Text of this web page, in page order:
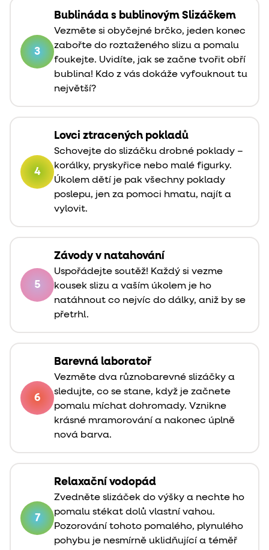
3
Bublináda s bublinovým Slizáčkem
Vezměte si obyčejné brčko, jeden konec
zabořte do roztaženého slizu a pomalu
foukejte. Uvidíte, jak se začne tvořit obří
bublina! Kdo z vás dokáže vyfouknout tu
největší?
4
Lovci ztracených pokladů
Schovejte do slizáčku drobné poklady –
korálky, pryskyřice nebo malé figurky.
Úkolem dětí je pak všechny poklady
poslepu, jen za pomoci hmatu, najít a
vylovit.
5
Závody v natahování
Uspořádejte soutěž! Každý si vezme
kousek slizu a vaším úkolem je ho
natáhnout co nejvíc do dálky, aniž by se
přetrhl.
6
Barevná laboratoř
Vezměte dva různobarevné slizáčky a
sledujte, co se stane, když je začnete
pomalu míchat dohromady. Vznikne
krásné mramorování a nakonec úplně
nová barva.
7
Relaxační vodopád
Zvedněte slizáček do výšky a nechte ho
pomalu stékat dolů vlastní vahou.
Pozorování tohoto pomalého, plynulého
pohybu je nesmírně uklidňující a téměř